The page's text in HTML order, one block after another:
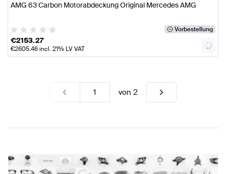
AMG 63 Carbon Motorabdeckung Original Mercedes AMG
Vorbestellung
€2153.27
€2605.46incl. 21% LV VAT
von 2